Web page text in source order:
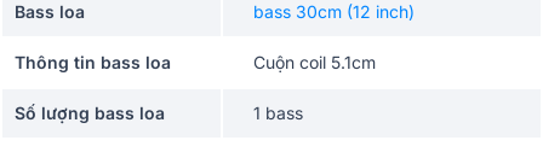
Bass loa
bass 30cm (12 inch)
Thông tin bass loa Cuộn coil 5.1cm
Số lượng bass loa 1 bass